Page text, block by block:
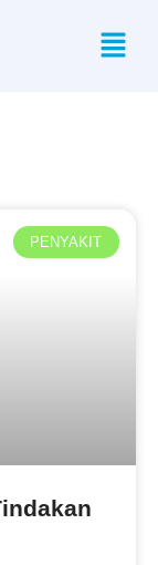
Menu
PENYAKIT